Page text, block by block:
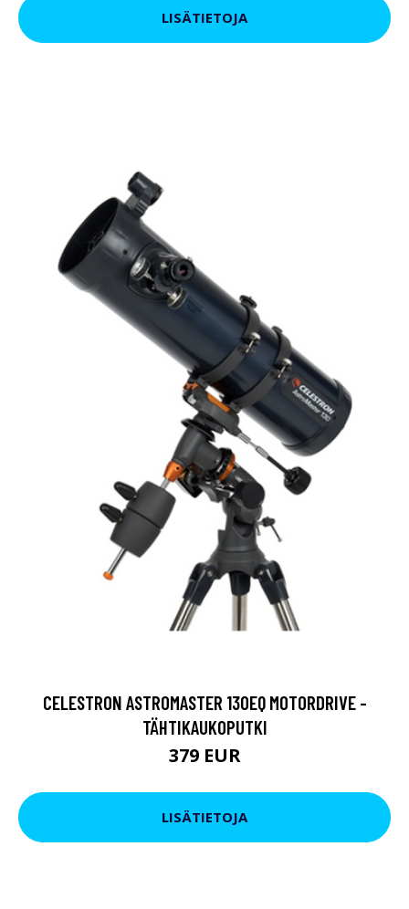
LISÄTIETOJA
CELESTRON ASTROMASTER 130EQ MOTORDRIVE -
TÄHTIKAUKOPUTKI
379 EUR
LISÄTIETOJA